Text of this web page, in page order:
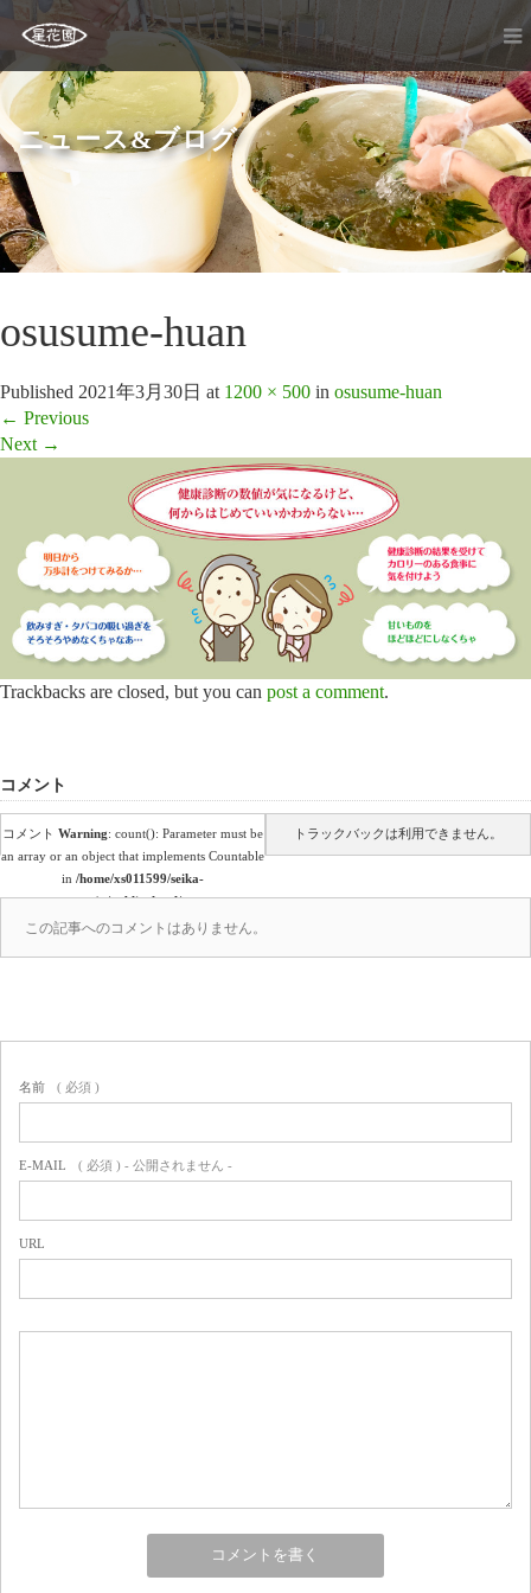
ニュース&ブログ
osusume-huan
Published 2021年3月30日 at 1200 × 500 in osusume-huan
← Previous
Next →
Trackbacks are closed, but you can post a comment.
コメント
コメント Warning: count(): Parameter must be
an array or an object that implements Countable
in /home/xs011599/seika-
en.co.jp/public_html/wp-
content/themes/amore_tcd028/comments.php
トラックバックは利用できません。
この記事へのコメントはありません。
名前 ( 必須 )
E-MAIL ( 必須 ) - 公開されません -
URL